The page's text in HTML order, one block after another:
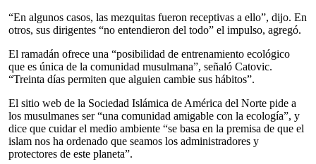
“En algunos casos, las mezquitas fueron receptivas a ello”, dijo. En
otros, sus dirigentes “no entendieron del todo” el impulso, agregó.
El ramadán ofrece una “posibilidad de entrenamiento ecológico
que es única de la comunidad musulmana”, señaló Catovic.
“Treinta días permiten que alguien cambie sus hábitos”.
El sitio web de la Sociedad Islámica de América del Norte pide a
los musulmanes ser “una comunidad amigable con la ecología”, y
dice que cuidar el medio ambiente “se basa en la premisa de que el
islam nos ha ordenado que seamos los administradores y
protectores de este planeta”.